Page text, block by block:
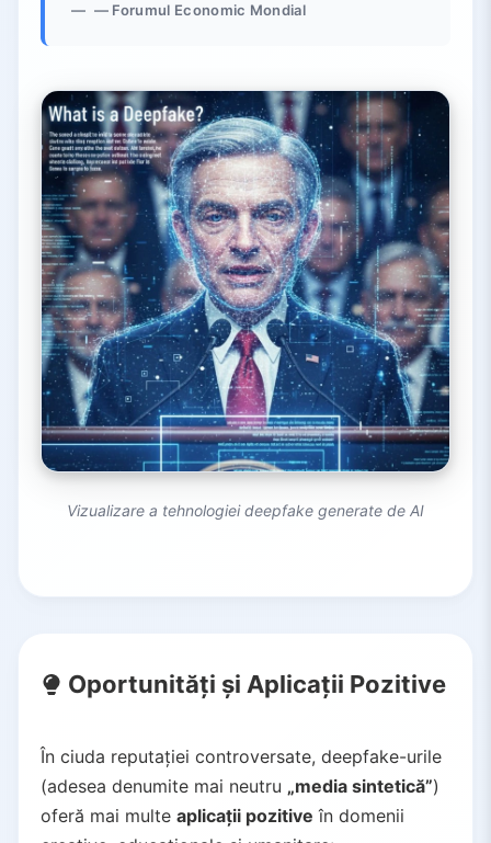
— Forumul Economic Mondial
Vizualizare a tehnologiei deepfake generate de AI
Oportunități și Aplicații Pozitive
În ciuda reputației controversate, deepfake-urile
(adesea denumite mai neutru „media sintetică”)
oferă mai multe aplicații pozitive în domenii